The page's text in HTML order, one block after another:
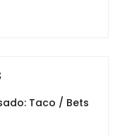
Taco / Bets